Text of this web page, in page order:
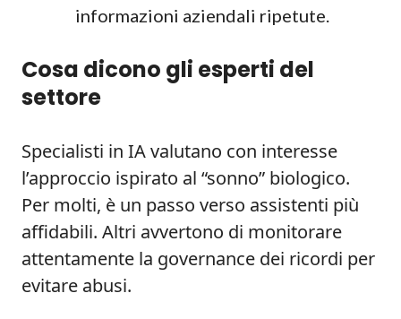
informazioni aziendali ripetute.
Cosa dicono gli esperti del
settore
Specialisti in IA valutano con interesse
l’approccio ispirato al “sonno” biologico.
Per molti, è un passo verso assistenti più
affidabili. Altri avvertono di monitorare
attentamente la governance dei ricordi per
evitare abusi.